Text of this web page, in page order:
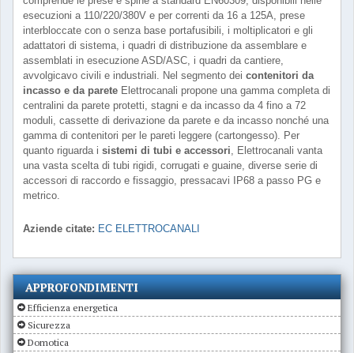
esecuzioni a 110/220/380V e per correnti da 16 a 125A, prese
interbloccate con o senza base portafusibili, i moltiplicatori e gli
adattatori di sistema, i quadri di distribuzione da assemblare e
assemblati in esecuzione ASD/ASC, i quadri da cantiere,
avvolgicavo civili e industriali. Nel segmento dei contenitori da
incasso e da parete Elettrocanali propone una gamma completa di
centralini da parete protetti, stagni e da incasso da 4 fino a 72
moduli, cassette di derivazione da parete e da incasso nonché una
gamma di contenitori per le pareti leggere (cartongesso). Per
quanto riguarda i sistemi di tubi e accessori, Elettrocanali vanta
una vasta scelta di tubi rigidi, corrugati e guaine, diverse serie di
accessori di raccordo e fissaggio, pressacavi IP68 a passo PG e
metrico.
Aziende citate: EC ELETTROCANALI
APPROFONDIMENTI
Efficienza energetica
Sicurezza
Domotica